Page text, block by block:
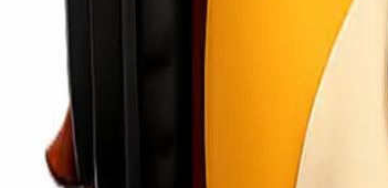
sehingga risiko kerusakan bisa diminimalkan.